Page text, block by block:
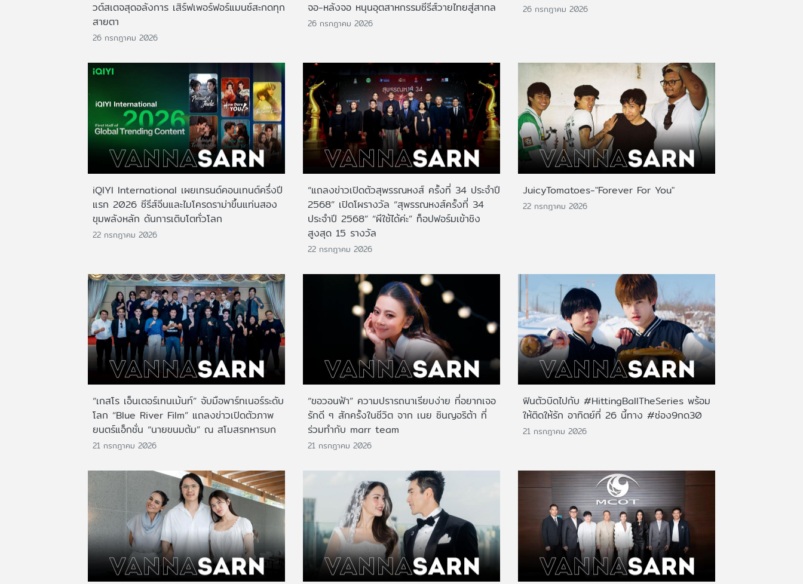
วต์สเตจสุดอลังการ เสิร์ฟเพอร์ฟอร์แมนซ์สะกดทุก
สายตา
26 กรกฎาคม 2026
จอ-หลังจอ หนุนอุตสาหกรรมซีรีส์วายไทยสู่สากล
26 กรกฎาคม 2026
26 กรกฎาคม 2026
iQIYI International เผยเทรนด์คอนเทนต์ครึ่งปี
แรก 2026 ซีรีส์จีนและไมโครดราม่าขึ้นแท่นสอง
ขุมพลังหลัก ดันการเติบโตทั่วโลก
22 กรกฎาคม 2026
“แถลงข่าวเปิดตัวสุพรรณหงส์ ครั้งที่ 34 ประจำปี
2568” เปิดโผรางวัล “สุพรรณหงส์ครั้งที่ 34
ประจำปี 2568” “ผีใช้ได้ค่ะ” ท็อปฟอร์มเข้าชิง
สูงสุด 15 รางวัล
22 กรกฎาคม 2026
JuicyTomatoes-"Forever For You"
22 กรกฎาคม 2026
“เกสโร เอ็นเตอร์เทนเม้นท์” จับมือพาร์ทเนอร์ระดับ
โลก “Blue River Film” แถลงข่าวเปิดตัวภาพ
ยนตร์แอ็กชั่น “นายขนมต้ม” ณ สโมสรทหารบก
21 กรกฎาคม 2026
“ขอวอนฟ้า” ความปรารถนาเรียบง่าย ที่อยากเจอ
รักดี ๆ สักครั้งในชีวิต จาก เนย ซินญอริต้า ที่
ร่วมทำกับ marr team
21 กรกฎาคม 2026
ฟินตัวบิดไปกับ #HittingBallTheSeries พร้อม
ให้ติดให้รัก อาทิตย์ที่ 26 นี้ทาง #ช่อง9กด30
21 กรกฎาคม 2026